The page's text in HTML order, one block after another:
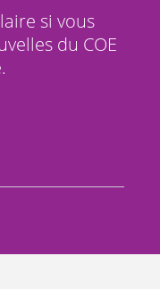
si vous
du COE